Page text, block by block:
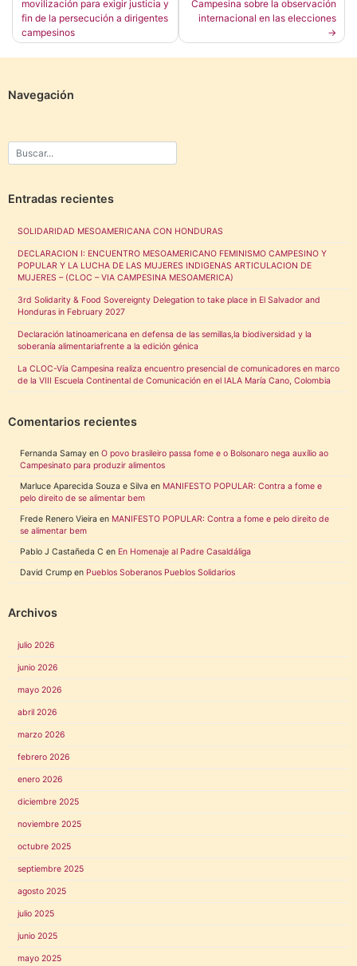
de
entradas
movilización para exigir justicia y
fin de la persecución a dirigentes
campesinos
Campesina sobre la observación
internacional en las elecciones
Navegación
Entradas recientes
SOLIDARIDAD MESOAMERICANA CON HONDURAS
DECLARACION I: ENCUENTRO MESOAMERICANO FEMINISMO CAMPESINO Y
POPULAR Y LA LUCHA DE LAS MUJERES INDIGENAS ARTICULACION DE
MUJERES – (CLOC – VIA CAMPESINA MESOAMERICA)
3rd Solidarity & Food Sovereignty Delegation to take place in El Salvador and
Honduras in February 2027
Declaración latinoamericana en defensa de las semillas,la biodiversidad y la
soberanía alimentariafrente a la edición génica
La CLOC-Vía Campesina realiza encuentro presencial de comunicadores en marco
de la VIII Escuela Continental de Comunicación en el IALA María Cano, Colombia
Comentarios recientes
Fernanda Samay en O povo brasileiro passa fome e o Bolsonaro nega auxílio ao
Campesinato para produzir alimentos
Marluce Aparecida Souza e Silva en MANIFESTO POPULAR: Contra a fome e
pelo direito de se alimentar bem
Frede Renero Vieira en MANIFESTO POPULAR: Contra a fome e pelo direito de
se alimentar bem
Pablo J Castañeda C en En Homenaje al Padre Casaldáliga
David Crump en Pueblos Soberanos Pueblos Solidarios
Archivos
julio 2026
junio 2026
mayo 2026
abril 2026
marzo 2026
febrero 2026
enero 2026
diciembre 2025
noviembre 2025
octubre 2025
septiembre 2025
agosto 2025
julio 2025
junio 2025
mayo 2025